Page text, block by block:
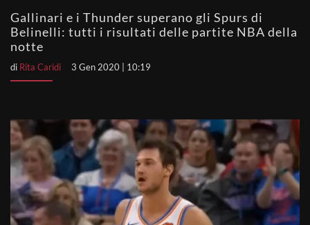
Gallinari e i Thunder superano gli Spurs di
Belinelli: tutti i risultati delle partite NBA della
notte
di Rita Caridi 3 Gen 2020 | 10:19